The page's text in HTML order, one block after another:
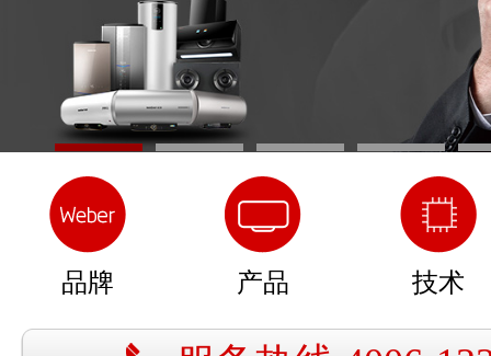
品牌 产品 技术